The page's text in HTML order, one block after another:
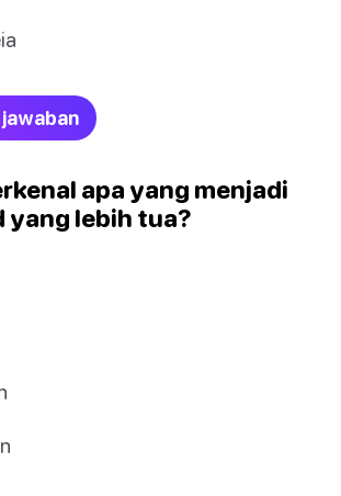
apa yang menjadi
yang lebih tua?